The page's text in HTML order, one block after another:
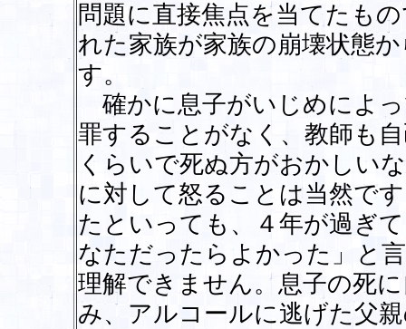
問題に直接焦点を当てたも
れた家族が家族の崩壊状態
す。
確かに息子がいじめによ
罪することがなく、教師も
くらいで死ぬ方がおかしい
に対して怒ることは当然で
たといっても、４年が過ぎ
なただったらよかった」と
理解できません。息子の死
み、アルコールに逃げた父